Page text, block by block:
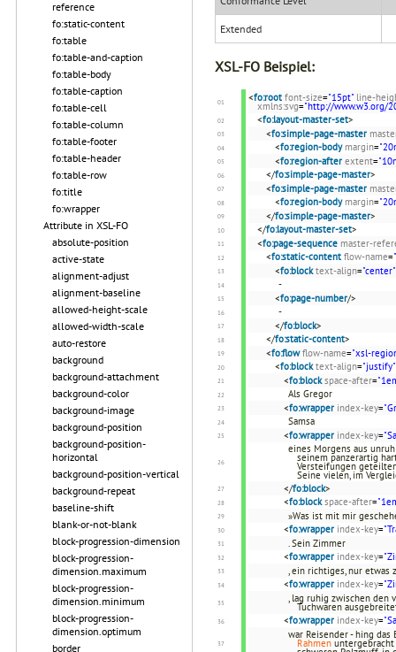
reference
fo:static-content
fo:table
fo:table-and-caption
fo:table-body
fo:table-caption
fo:table-cell
fo:table-column
fo:table-footer
fo:table-header
fo:table-row
fo:title
fo:wrapper
Attribute in XSL-FO
absolute-position
active-state
alignment-adjust
alignment-baseline
allowed-height-scale
allowed-width-scale
auto-restore
background
background-attachment
background-color
background-image
background-position
background-position-
horizontal
background-position-vertical
background-repeat
baseline-shift
blank-or-not-blank
block-progression-dimension
block-progression-
dimension.maximum
block-progression-
dimension.minimum
block-progression-
dimension.optimum
border
Extended
XSL-FO Beispiel:
<fo:root font-size="15pt" line-
xmlns:svg="http://www.w3.org/
<fo:layout-master-set>
<fo:simple-page-master
<fo:region-body margin=
<fo:region-after extent=
</fo:simple-page-master>
<fo:simple-page-master
<fo:region-body margin=
</fo:simple-page-master>
</fo:layout-master-set>
<fo:page-sequence master-
<fo:static-content flow-name=
<fo:block text-align="center"
-
<fo:page-number/>
-
</fo:block>
</fo:static-content>
<fo:flow flow-name="xsl-
<fo:block text-align="justify"
<fo:block space-after=
Als Gregor
<fo:wrapper index-key=
Samsa
<fo:wrapper index-key=
eines Morgens aus
seinem panzerartig
Versteifungen
Seine vielen, im
</fo:block>
<fo:block space-after=
»Was ist mit mir
<fo:wrapper index-key=
. Sein Zimmer
<fo:wrapper index-key=
, ein richtiges, nur etwas
<fo:wrapper index-key=
, lag ruhig zwischen den
Tuchwaren
<fo:wrapper index-key=
war Reisender - hing
Rahmen untergebracht